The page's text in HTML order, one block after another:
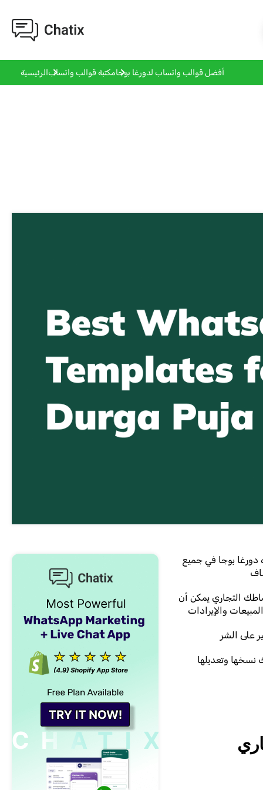
الرئيسيةمكتبة قوالب واتسابأفضل قوالب واتساب لدورغا بوجا
دورغا بوجا في جميع
التجاري يمكن أن
والإيرادات
على الشر
نسخها وتعديلها